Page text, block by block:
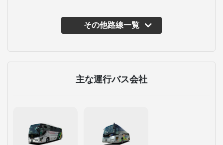
その他路線一覧
主な運行バス会社